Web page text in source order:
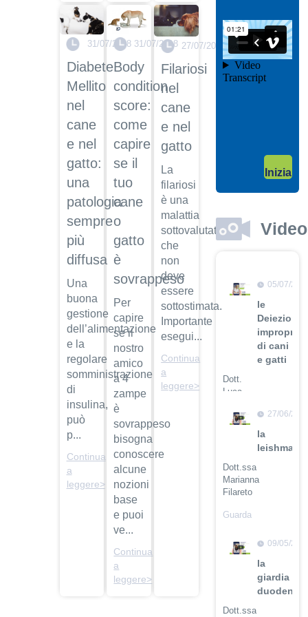
31/07/2018
Diabete
Mellito
nel
cane
e nel
gatto:
una
patologia
sempre
più
diffusa
Una
buona
gestione
dell’alimentazione
e la
regolare
somministrazione
di
insulina,
può
p...
Continua
a
leggere>
31/07/2018
Body
condition
score:
come
capire
se il
tuo
cane
o
gatto
è
sovrappeso
Per
capire
se il
nostro
amico
a 4
zampe
è
sovrappeso
bisogna
conoscere
alcune
nozioni
base
e puoi
ve...
Continua
a
leggere>
27/07/2018
Filariosi
nel
cane
e nel
gatto
La
filariosi
è una
malattia
sottovalutata
che
non
deve
essere
sottostimata.
Importante
esegui...
Continua
a
leggere>
Inizia
Video
04/10/
Garanzie
post
vendita
04/10/
Adozione
Dott.
Albano
Guarda
05/07/
le
Deiezioni
improprie
di cani
e gatti
Dott.
Luca
Guarda
27/06/
la
Dott.ssa
Marianna
Filareto
Guarda
09/05/
la
giardia
Dott.ssa